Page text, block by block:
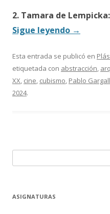
2. Tamara de
Sigue leyendo →
Esta entrada se publicó en
etiquetada con abstracción,
XX, cine, cubismo, Pablo
2024.
ASIGNATURAS